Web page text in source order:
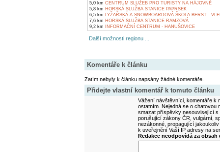
5,0 km CENTRUM SLUŽEB PRO TURISTY NA HÁJOVNĚ
5,8 km HORSKÁ SLUŽBA STANICE PAPRSEK
6,5 km LYŽAŘSKÁ A SNOWBOARDOVÁ ŠKOLA BERST -
7,6 km HORSKÁ SLUŽBA STANICE RAMZOVÁ
9,2 km INFORMAČNÍ CENTRUM - HANUŠOVICE
Další možnosti regionu ...
Komentáře k článku
Zatím nebyly k článku napsány žádné komentáře.
Přidejte vlastní komentář k tomuto článku
Vážení návštěvníci, komentáře k
ostatním. Nejedná se o
smazat příspěvky nesouvisející
porušující zákony ČR, vulgární,
nezákonné, propagující
k uveřejnění Vaší IP adresy na
Redakce neodpovídá za